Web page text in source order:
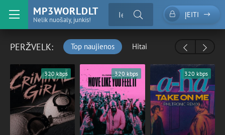
MP3WORLDLT
Nelik nuošaly, junkis!
ĮEITI
PERŽVELK: Top naujienos Hitai
320 kbps 320 kbps 320 kbps